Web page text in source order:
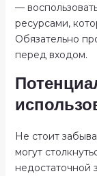
—
ресурсами,
Обязательно
перед входом.
Не стоит
могут
недостаточной